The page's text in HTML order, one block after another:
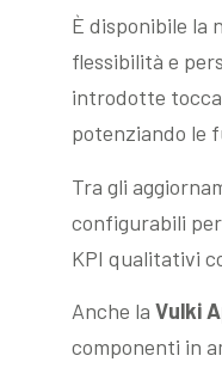
È disponibile la
flessibilità e
introdotte
potenziando le
Tra gli
configurabili
KPI qualitativi
Anche la Vulki
componenti in